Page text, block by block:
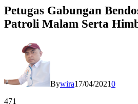
Petugas Gabungan
Patroli Malam Serta
Bywira17/04/20210
471